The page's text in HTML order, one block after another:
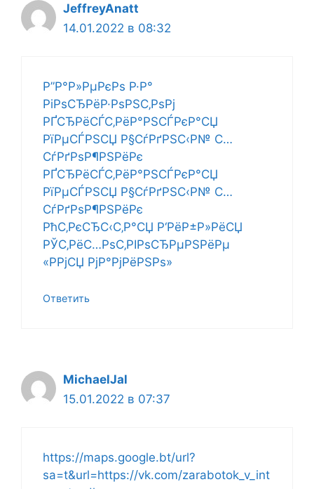
JeffreyAnatt
14.01.2022 в 08:32
Р”Р°Р»РµРєРѕ Р·Р°
РіРѕСЂРёР·РѕРЅС‚РѕРј
РҐСЂРёСЃС‚РёР°РЅСЃРєР°СЏ
РїРµСЃРЅСЏ Р§СѓРґРЅС‹Р№ С…
СѓРґРѕР¶РЅРёРє
РҐСЂРёСЃС‚РёР°РЅСЃРєР°СЏ
РїРµСЃРЅСЏ Р§СѓРґРЅС‹Р№ С…
СѓРґРѕР¶РЅРёРє
РћС‚РєСЂС‹С‚Р°СЏ Р‘РёР±Р»РёСЏ
РЎС‚РёС…РѕС‚РІРѕСЂРµРЅРёРµ
«РРјСЏ РјР°РјРёРЅРѕ»
Ответить
MichaelJal
15.01.2022 в 07:37
https://maps.google.bt/url?
sa=t&url=https://vk.com/zarabotok_v_int